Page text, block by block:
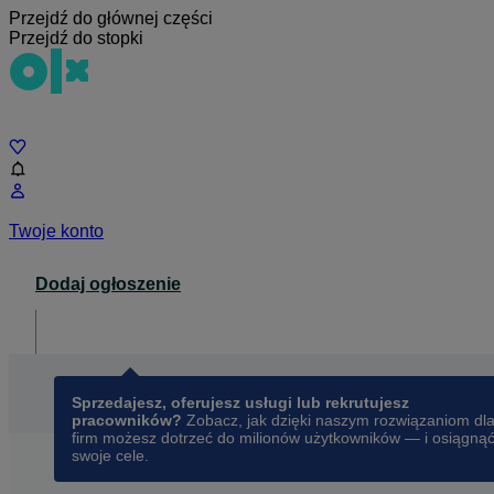
Przejdź do głównej części
Przejdź do stopki
Twoje konto
Dodaj ogłoszenie
Sprzedajesz, oferujesz usługi lub rekrutujesz
pracowników? Zobacz, jak dzięki naszym rozwiązaniom dla
firm możesz dotrzeć do milionów użytkowników — i osiągnąć
swoje cele.